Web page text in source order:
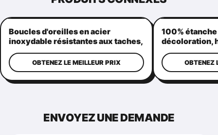
Boucles d'oreilles en acier
inoxydable résistantes aux taches,
hypoallergéniques et
imperméables aux taches pour
femmes
OBTENEZ LE MEILLEUR PRIX
100%
décoloration,
18K, double
chaîne deOBTENEZ
ENVOYEZ UNE DEMANDE